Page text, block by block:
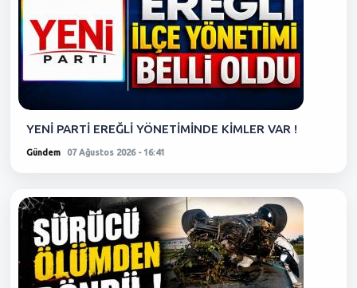
YENİ PARTİ EREĞLİ YÖNETİMİNDE KİMLER VAR !
Gündem 07 Ağustos 2026 - 16:41